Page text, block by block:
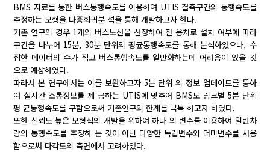
BMS 자료를 통한 버스통행속도를 이용하여 UTIS 결측구간의 통행속도를
추정하는 모형을 다중회귀분 석을 통해 개발하고자 한다.
기존 연구의 경우 1개의 버스노선을 선정하여 전 용차로 설치 여부에 따라
구간을 나누어 15분, 30분 단위의 평균통행속도를 통해 분석하였으나, 수
집한 데이터의 수가 적고 버스통행속도를 일반화하는데 어려움이 있을 것
으로 예상하였다.
따라서 본 연구에서는 이를 보완하고자 5분 단위 의 정보 업데이트를 통하
여 실시간 소통정보를 제 공하는 UTIS에 맞추어 BMS도 링크별 5분 단위
평 균통행속도를 구함으로써 기존연구의 한계를 극복 하고자 하였다.
또한 신뢰도 높은 모형식의 개발을 위하여 하나 의 변수를 이용하여 일반차
량의 통행속도를 추정하 는 것이 아닌 다양한 독립변수와 더미변수를 사용
함으로써 다각도의 측면에서 고려하였다.